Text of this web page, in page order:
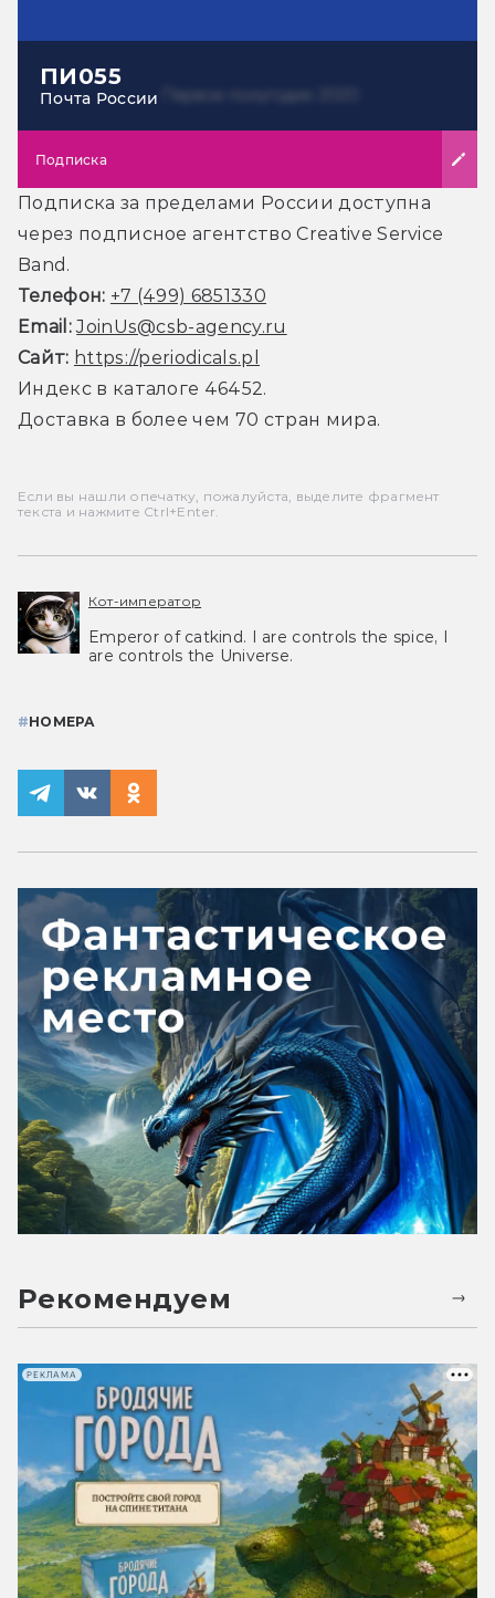
ПИ055
Почта России
Подписка
Подписка за пределами России доступна
через подписное агентство Creative Service
Band.
Телефон: +7 (499) 6851330
Email: JoinUs@csb-agency.ru
Сайт: https://periodicals.pl
Индекс в каталоге 46452.
Доставка в более чем 70 стран мира.
Если вы нашли опечатку, пожалуйста, выделите фрагмент
текста и нажмите Ctrl+Enter.
Кот-император
Emperor of catkind. I are controls the spice, I
are controls the Universe.
#НОМЕРА
Рекомендуем
РЕКЛАМА